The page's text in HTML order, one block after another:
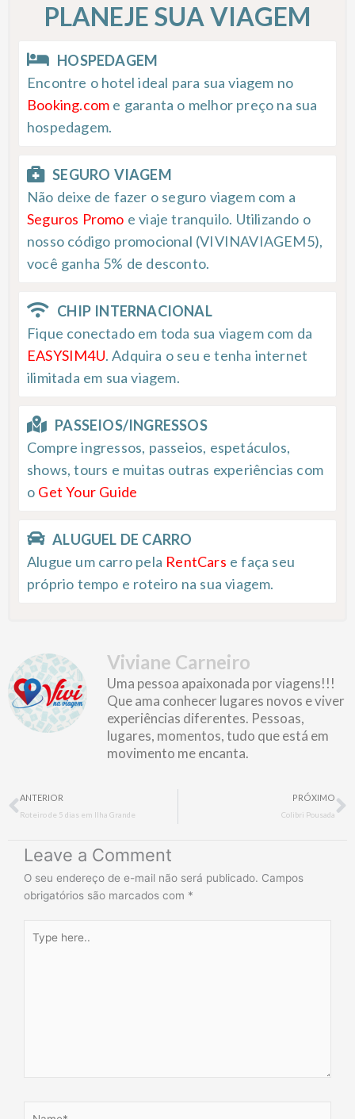
PLANEJE SUA VIAGEM
HOSPEDAGEM
Encontre o hotel ideal para sua viagem no
Booking.com e garanta o melhor preço na sua
hospedagem.
SEGURO VIAGEM
Não deixe de fazer o seguro viagem com a
Seguros Promo e viaje tranquilo. Utilizando o
nosso código promocional (VIVINAVIAGEM5),
você ganha 5% de desconto.
CHIP INTERNACIONAL
Fique conectado em toda sua viagem com da
EASYSIM4U. Adquira o seu e tenha internet
ilimitada em sua viagem.
PASSEIOS/INGRESSOS
Compre ingressos, passeios, espetáculos,
shows, tours e muitas outras experiências com
o Get Your Guide
ALUGUEL DE CARRO
Alugue um carro pela RentCars e faça seu
próprio tempo e roteiro na sua viagem.
Viviane Carneiro
Uma pessoa apaixonada por viagens!!!
Que ama conhecer lugares novos e viver
experiências diferentes. Pessoas,
lugares, momentos, tudo que está em
movimento me encanta.
Prev
ANTERIOR
Roteiro de 5 dias em Ilha Grande
PRÓXIMO
Colibri Pousada
Leave a Comment
O seu endereço de e-mail não será publicado. Campos
obrigatórios são marcados com *
here..